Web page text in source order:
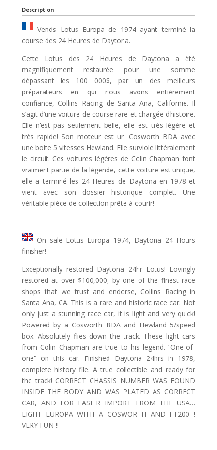
Description
Vends Lotus Europa de 1974 ayant terminé la
course des 24 Heures de Daytona.
Cette Lotus des 24 Heures de Daytona a été
magnifiquement restaurée pour une somme
dépassant les 100 000$, par un des meilleurs
préparateurs en qui nous avons entièrement
confiance, Collins Racing de Santa Ana, Californie. Il
s’agit d’une voiture de course rare et chargée d’histoire.
Elle n’est pas seulement belle, elle est très légère et
très rapide! Son moteur est un Cosworth BDA avec
une boite 5 vitesses Hewland. Elle surviole littéralement
le circuit. Ces voitures légères de Colin Chapman font
vraiment partie de la légende, cette voiture est unique,
elle a terminé les 24 Heures de Daytona en 1978 et
vient avec son dossier historique complet. Une
véritable pièce de collection prête à courir!
On sale Lotus Europa 1974, Daytona 24 Hours
finisher!
Exceptionally restored Daytona 24hr Lotus! Lovingly
restored at over $100,000, by one of the finest race
shops that we trust and endorse, Collins Racing in
Santa Ana, CA. This is a rare and historic race car. Not
only just a stunning race car, it is light and very quick!
Powered by a Cosworth BDA and Hewland 5/speed
box. Absolutely flies down the track. These light cars
from Colin Chapman are true to his legend. “One-of-
one” on this car. Finished Daytona 24hrs in 1978,
complete history file. A true collectible and ready for
the track! CORRECT CHASSIS NUMBER WAS FOUND
INSIDE THE BODY AND WAS PLATED AS CORRECT
CAR, AND FOR EASIER IMPORT FROM THE USA…
LIGHT EUROPA WITH A COSWORTH AND FT200 !
VERY FUN !!